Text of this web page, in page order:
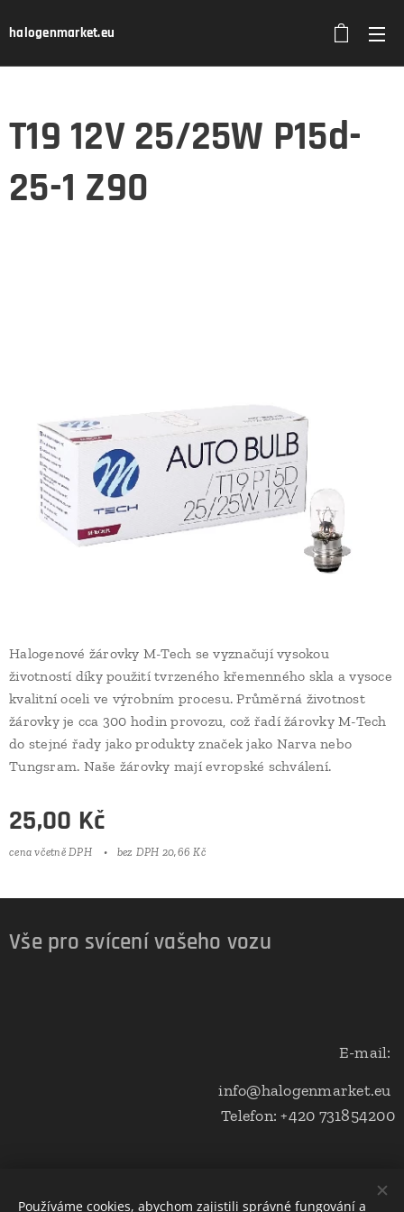
halogenmarket.eu
T19 12V 25/25W P15d-
25-1 Z90
Halogenové žárovky M-Tech se vyznačují vysokou
životností díky použití tvrzeného křemenného skla a vysoce
kvalitní oceli ve výrobním procesu. Průměrná životnost
žárovky je cca 300 hodin provozu, což řadí žárovky M-Tech
do stejné řady jako produkty značek jako Narva nebo
Tungsram. Naše žárovky mají evropské schválení.
25,00 Kč
cena včetně DPH bez DPH 20,66 Kč
Vše pro svícení vašeho vozu
E-mail:
info@halogenmarket.eu
Telefon: +420 731854200
Obchodní podmínky a ochrana soukromí
Používáme cookies, abychom zajistili správné fungování a